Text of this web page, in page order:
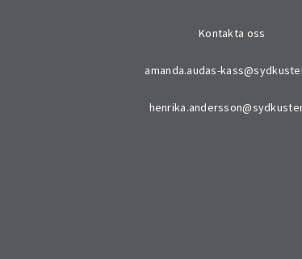
Kontakta oss
amanda.audas-